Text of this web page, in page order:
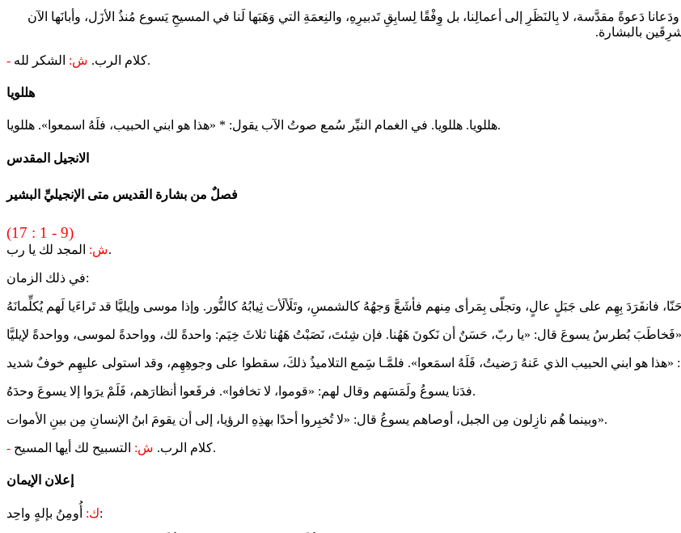
مقدَّسة، لا بِالنَظَرِ إلى أعمالِنا، بل وِفْقًا لِسابِقِ تَدبيرِهِ، والنِعمَةِ التي وَهَبَها لَنا في المسيحِ يَسوع مُنذُ الأزَل، وأبانَها الآن
بالبشارة.
- كلام الرب. ش: الشكر لله.
هللويا
هللويا. هللويا. في الغمام النيِّر سُمع صوتُ الآب يقول: * «هذا هو ابني الحبيب، فلَهُ اسمعوا». هللويا.
الانجيل المقدس
فصلٌ من بشارة القديس متى الإنجيليِّ البشير
(17 : 1 - 9)
ش:المجد لك يا رب.
في ذلك الزمان:
واحدةً لك، وواحدةً لموسى، وواحدةً لإيليَّا».
فدَنا يسوعُ ولَمَسَهم وقال لهم: «قوموا، لا تخافوا». فرفَعوا أنظارَهم، فَلَمْ يرَوا إلا يسوعَ وحدَهُ.
وبينما هُم نازِلون مِن الجبل، أوصاهم يسوعُ قال: «لا تُخبِروا أحدًا بهذِهِ الرؤيا، إلى أن يقومَ ابنُ الإنسانِ مِن بينِ الأموات».
- كلام الرب. ش: التسبيح لك أيها المسيح.
إعلان الإيمان
ك:أُومِنُ بإلهٍ واحِد: